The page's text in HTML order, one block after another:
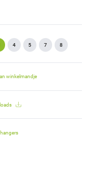
4 5 7 8
winkelmandje